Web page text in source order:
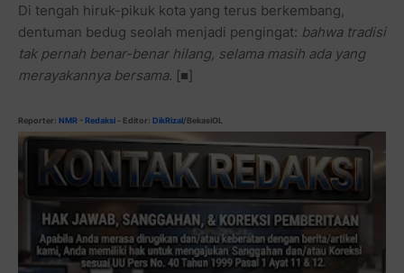
Di tengah hiruk-pikuk kota yang terus berkembang,
dentuman bedug seolah menjadi pengingat: bahwa tradisi
tak pernah benar-benar hilang, selama masih ada yang
merayakannya bersama. [■]
Reporter: NMR -Redaksi - Editor: DikRizal/BekasiOL